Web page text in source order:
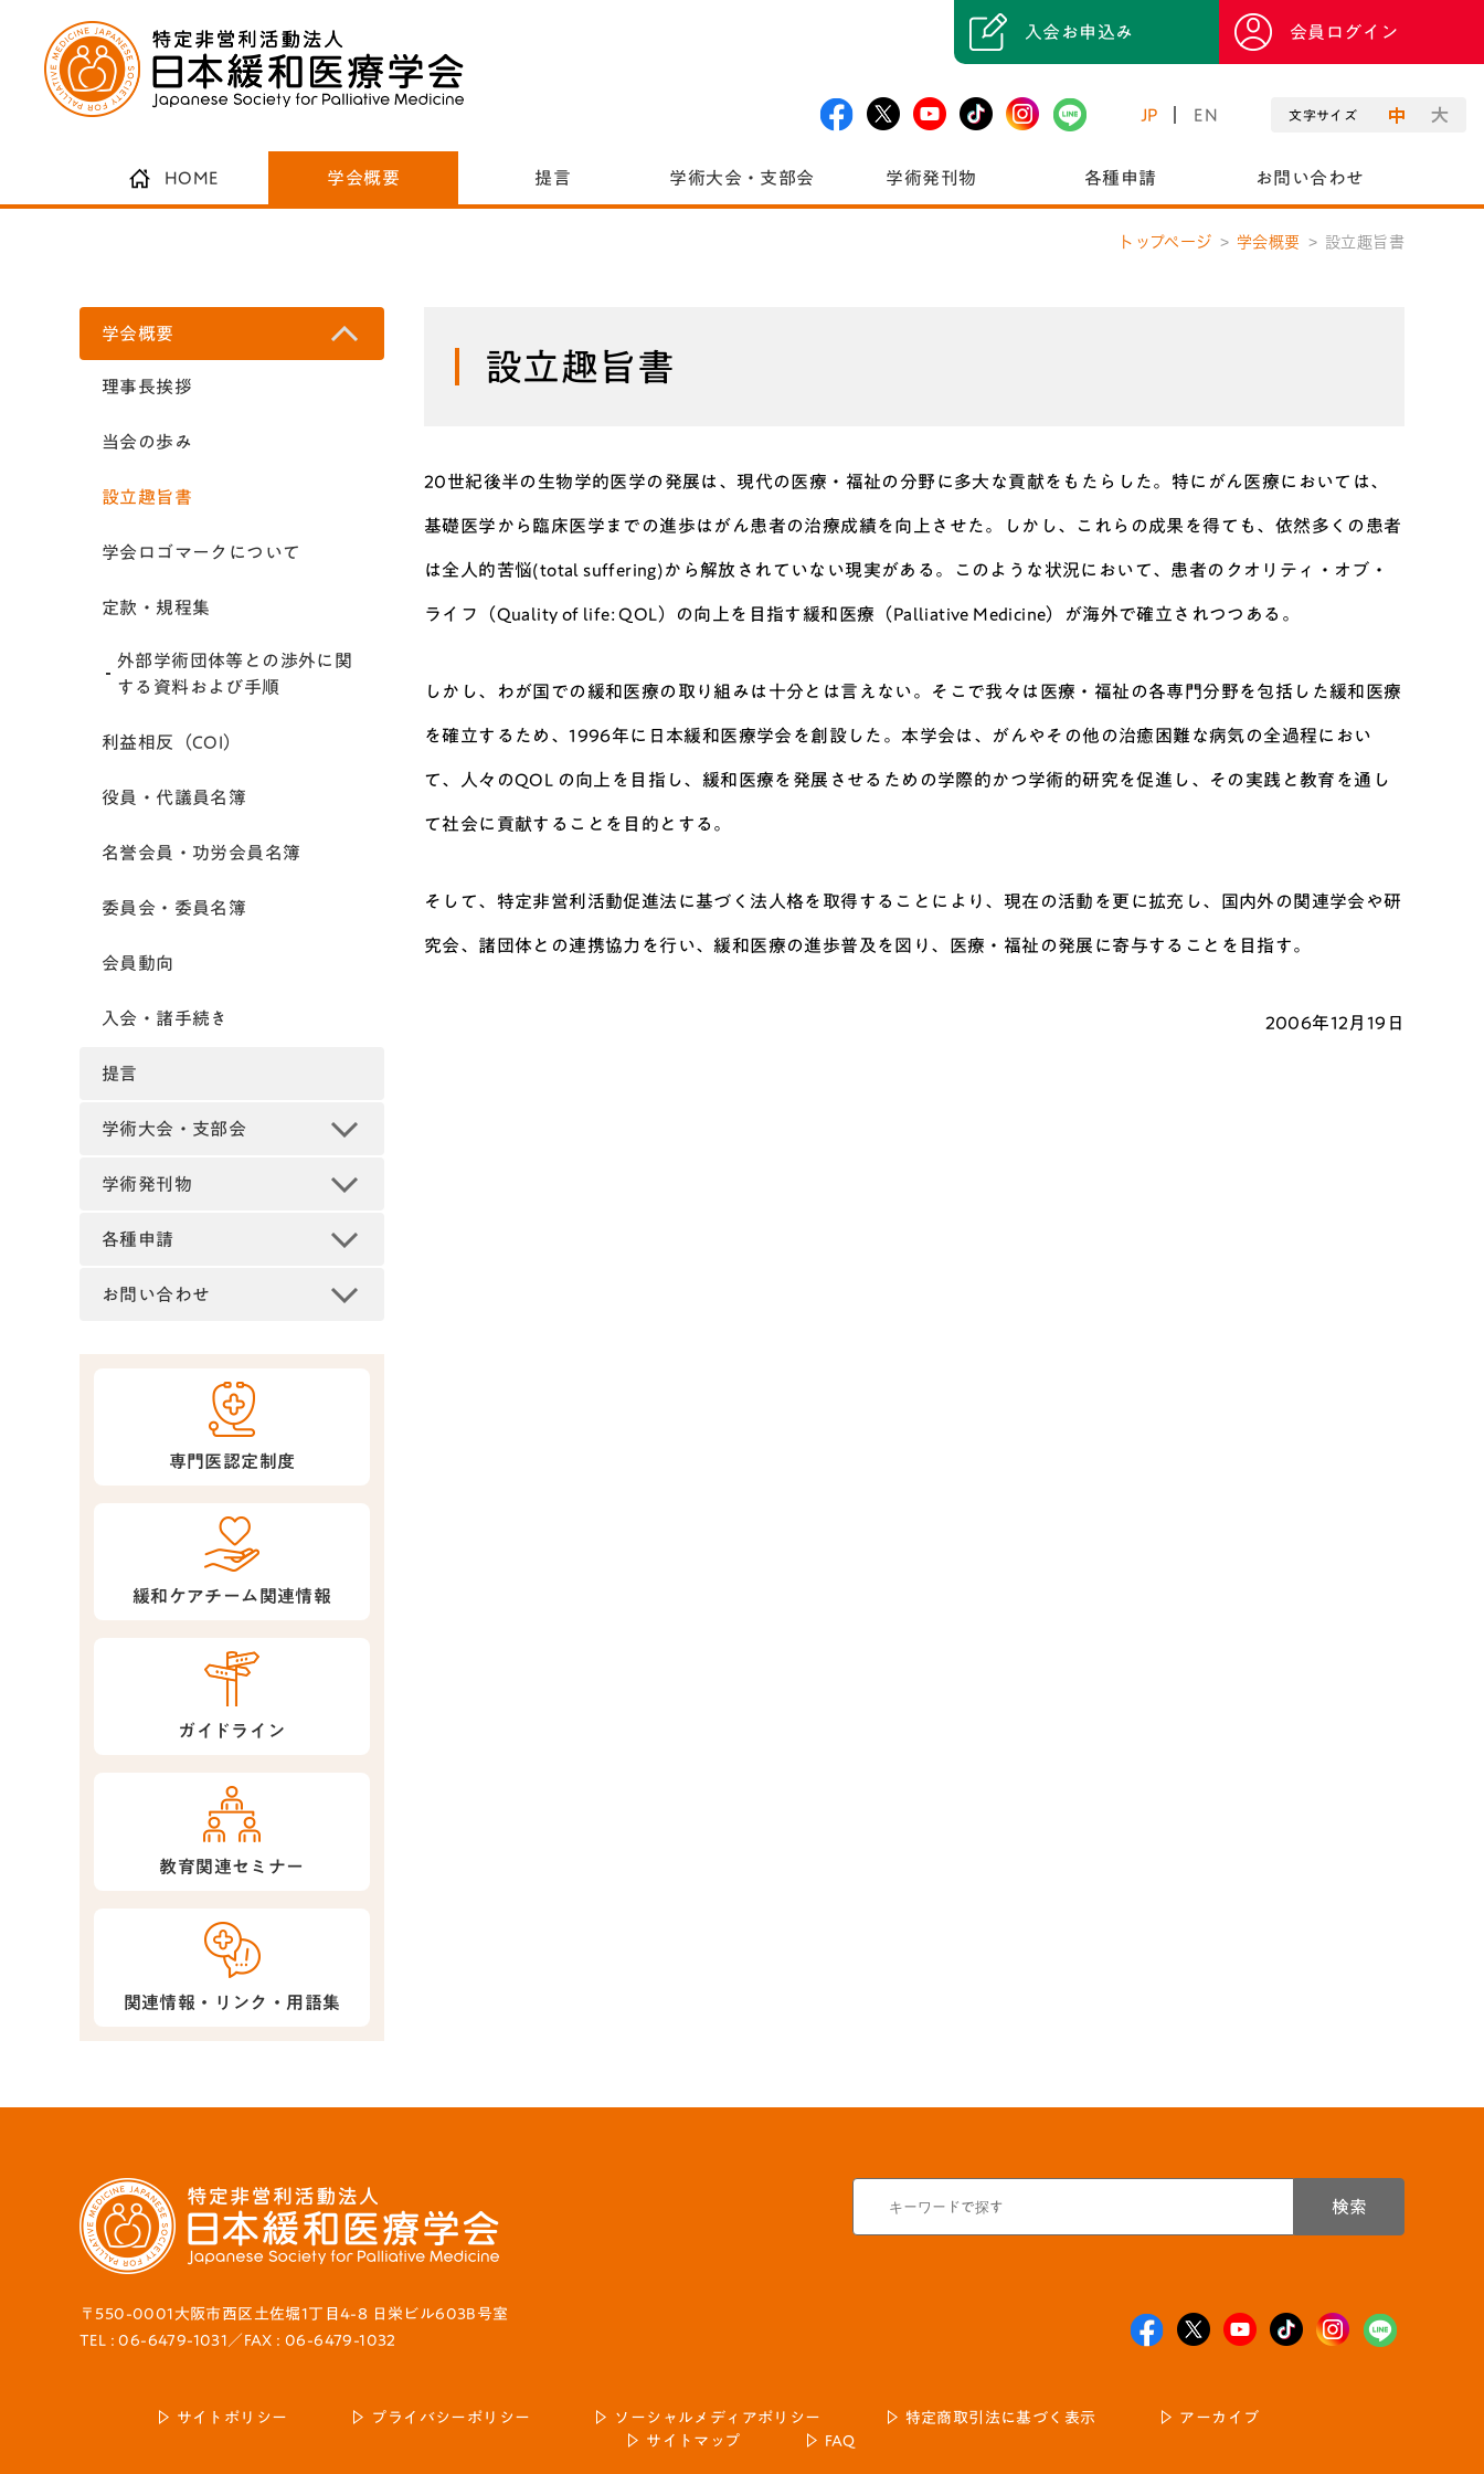
入会お申込み 会員ログイン
JP EN 文字サイズ
HOME 学会概要 提言 学術大会・支部会 学術発刊物 各種申請 お問い合わせ
トップページ 学会概要 設立趣旨書
学会概要
理事長挨拶
当会の歩み
設立趣旨書
学会ロゴマークについて
定款・規程集
外部学術団体等との渉外に関
する資料および手順
利益相反（COI）
役員・代議員名簿
名誉会員・功労会員名簿
委員会・委員名簿
会員動向
入会・諸手続き
提言
学術大会・支部会
学術発刊物
各種申請
お問い合わせ
専門医認定制度
緩和ケアチーム関連情報
ガイドライン
教育関連セミナー
関連情報・リンク・用語集
設立趣旨書
20世紀後半の生物学的医学の発展は、現代の医療・福祉の分野に多大な貢献をもたらした。特にがん医療においては、
基礎医学から臨床医学までの進歩はがん患者の治療成績を向上させた。しかし、これらの成果を得ても、依然多くの患者
は全人的苦悩(total suffering)から解放されていない現実がある。このような状況において、患者のクオリティ・オブ・
ライフ（Quality of life: QOL）の向上を目指す緩和医療（Palliative Medicine）が海外で確立されつつある。
しかし、わが国での緩和医療の取り組みは十分とは言えない。そこで我々は医療・福祉の各専門分野を包括した緩和医療
を確立するため、1996年に日本緩和医療学会を創設した。本学会は、がんやその他の治癒困難な病気の全過程におい
て、人々のQOL の向上を目指し、緩和医療を発展させるための学際的かつ学術的研究を促進し、その実践と教育を通し
て社会に貢献することを目的とする。
そして、特定非営利活動促進法に基づく法人格を取得することにより、現在の活動を更に拡充し、国内外の関連学会や研
究会、諸団体との連携協力を行い、緩和医療の進歩普及を図り、医療・福祉の発展に寄与することを目指す。
2006年12月19日
〒550-0001大阪市西区土佐堀1丁目4-8 日栄ビル603B号室
TEL : 06-6479-1031／FAX : 06-6479-1032
検索
サイトポリシー プライバシーポリシー ソーシャルメディアポリシー 特定商取引法に基づく表示
アーカイブ
サイトマップ
FAQ